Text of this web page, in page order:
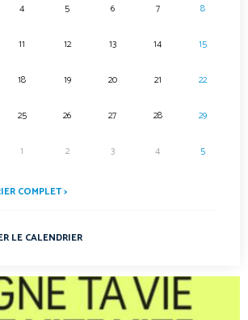
4 5 6 7 8
11 12 13 14 15
18 19 20 21 22
25 26 27 28 29
1 2 3 4 5
COMPLET >
LE CALENDRIER